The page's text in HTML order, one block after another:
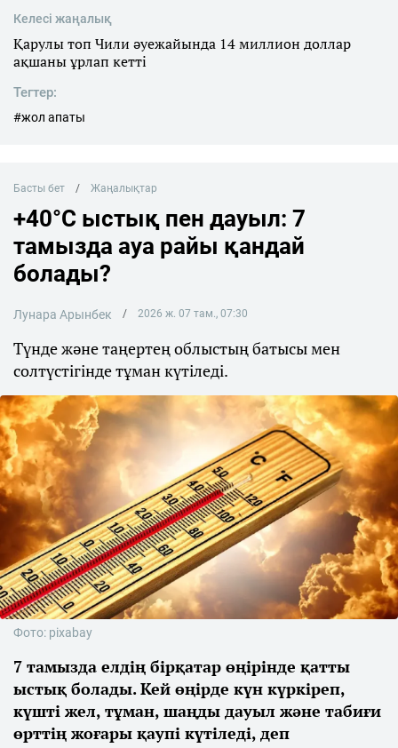
Келесі жаңалық
Қарулы топ Чили әуежайында 14 миллион доллар
ақшаны ұрлап кетті
Тегтер:
#жол апаты
Басты бет Жаңалықтар
+40°C ыстық пен дауыл: 7
тамызда ауа райы қандай
болады?
Лунара Арынбек 2026 ж. 07 там., 07:30
Түнде және таңертең облыстың батысы мен
солтүстігінде тұман күтіледі.
Фото: pixabay
7 тамызда елдің бірқатар өңірінде қатты
ыстық болады. Кей өңірде күн күркіреп,
күшті жел, тұман, шаңды дауыл және табиғи
өрттің жоғары қаупі күтіледі, деп